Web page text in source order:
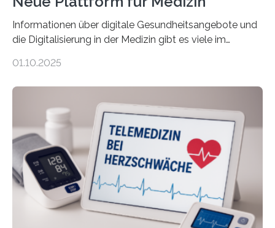
Informationen über digitale Gesundheitsangebote und
die Digitalisierung in der Medizin gibt es viele im
seriösen und wissenschaftlich abgesicherten Inhalten?
Forscherinnen der Technischen Universität Dresden
(TUD) richtet sich das Portal sowohl an Patientinnen
und Patienten, aber ebenso an medizinisches
Fachpersonal. Für all diese Zielgruppen bietet sie
speziell zugeschnittene Informationen, um deren
digitale Gesundheitskompetenz zu steigern. MiHUBx ist
01.10.2025